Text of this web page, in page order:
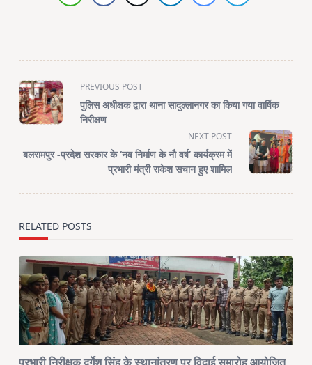
<span
class="nav-
subtitle
reader-
text">Page</span>
PREVIOUS POST
पुलिस अधीक्षक द्वारा थाना सादुल्लानगर का किया गया वार्षिक
निरीक्षण
NEXT POST
बलरामपुर -प्रदेश सरकार के ‘नव निर्माण के नौ वर्ष’ कार्यक्रम में
प्रभारी मंत्री राकेश सचान हुए शामिल
RELATED POSTS